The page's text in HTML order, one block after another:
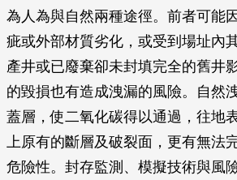
為人為與自然兩種途徑。前者可能
疵或外部材質劣化，或受到場址內
產井或已廢棄卻未封填完全的舊井
的毀損也有造成洩漏的風險。自然
蓋層，使二氧化碳得以通過，往地
上原有的斷層及破裂面，更有無法
危險性。封存監測、模擬技術與風